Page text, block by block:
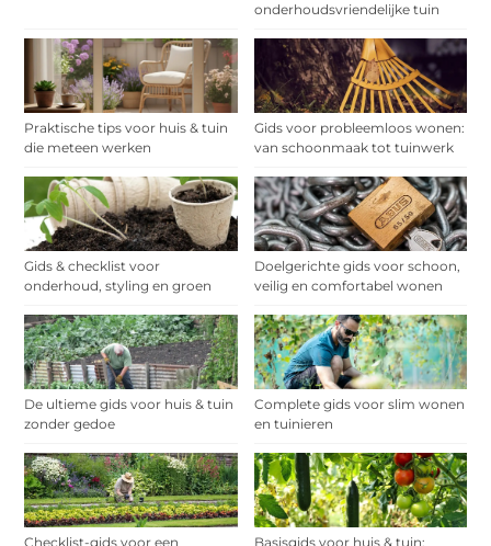
onderhoudsvriendelijke tuin
Praktische tips voor huis & tuin
die meteen werken
Gids voor probleemloos wonen:
van schoonmaak tot tuinwerk
Gids & checklist voor
onderhoud, styling en groen
Doelgerichte gids voor schoon,
veilig en comfortabel wonen
De ultieme gids voor huis & tuin
zonder gedoe
Complete gids voor slim wonen
en tuinieren
Checklist-gids voor een Basisgids voor huis & tuin: